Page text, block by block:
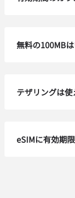
無料の100MB
テザリングは使
eSIMに有効期